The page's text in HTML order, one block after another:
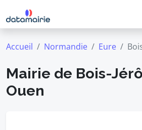
Accueil Normandie Eure
Mairie de Bois-
Ouen